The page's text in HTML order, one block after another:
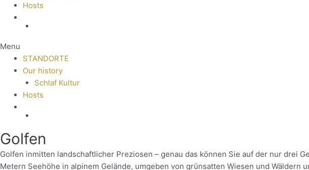
Hosts
Menu
STANDORTE
Our history
Schlaf Kultur
Hosts
Golfen
Golfen inmitten landschaftlicher Preziosen – genau das können Sie auf der nur drei
Metern Seehöhe in alpinem Gelände, umgeben von grünsatten Wiesen und